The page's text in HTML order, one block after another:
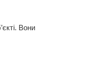
Вони